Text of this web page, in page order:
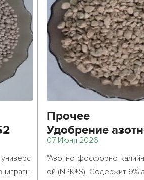
Прочее
Удобрение
калийное +
07 Июня 2026
"Азотно-фосфорно-
ой (NPK+S). Содержит 9%